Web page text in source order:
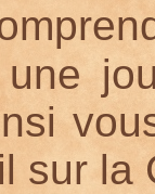
sur la